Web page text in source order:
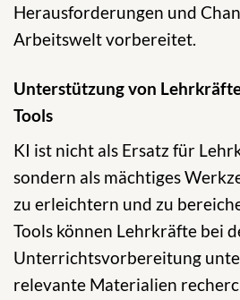
Herausforderungen und
Arbeitswelt vorbereitet.
Unterstützung von
Tools
KI ist nicht als Ersatz für
sondern als mächtiges
zu erleichtern und zu
Tools können Lehrkräfte bei
Unterrichtsvorbereitung
relevante Materialien